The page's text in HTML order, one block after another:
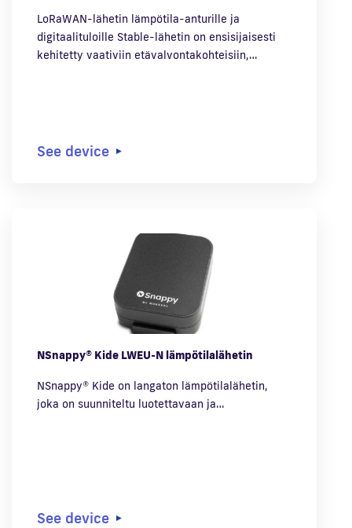
LoRaWAN-lähetin lämpötila-anturille ja
digitaalituloille Stable-lähetin on ensisijaisesti
kehitetty vaativiin etävalvontakohteisiin,…
See device
NSnappy® Kide LWEU-N lämpötilalähetin
NSnappy® Kide on langaton lämpötilalähetin,
joka on suunniteltu luotettavaan ja…
See device